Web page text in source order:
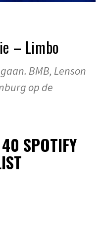
– Limbo
BMB, Lenson
op de
SPOTIFY